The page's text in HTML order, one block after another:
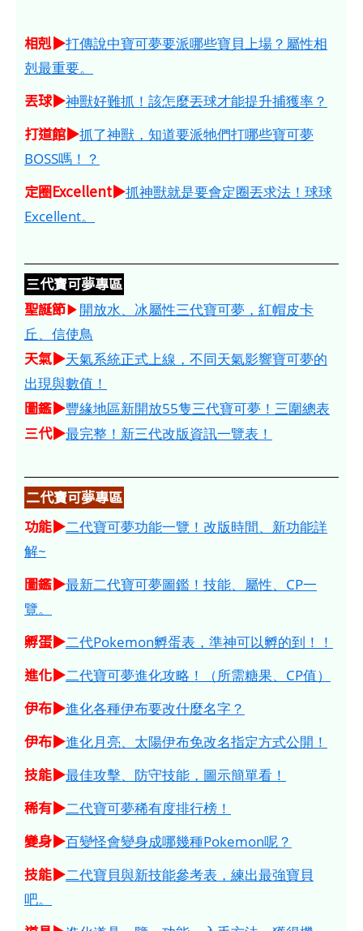
相剋▶打傳說中寶可夢要派哪些寶貝上場？屬性相
剋最重要。
丟球▶神獸好難抓！該怎麼丟球才能提升捕獲率？
打道館▶抓了神獸，知道要派牠們打哪些寶可夢
BOSS嗎！？
定圈Excellent▶抓神獸就是要會定圈丟求法！球球
Excellent。
三代寶可夢專區
聖誕節▶開放水、冰屬性三代寶可夢，紅帽皮卡
丘、信使鳥
天氣▶天氣系統正式上線，不同天氣影響寶可夢的
出現與數值！
圖鑑▶豐緣地區新開放55隻三代寶可夢！三圍總表
三代▶最完整！新三代改版資訊一覽表！
二代寶可夢專區
功能▶二代寶可夢功能一覽！改版時間、新功能詳
解~
圖鑑▶最新二代寶可夢圖鑑！技能、屬性、CP一
覽。
孵蛋▶二代Pokemon孵蛋表，準神可以孵的到！！
進化▶二代寶可夢進化攻略！（所需糖果、CP值）
伊布▶進化各種伊布要改什麼名字？
伊布▶進化月亮、太陽伊布免改名指定方式公開！
技能▶最佳攻擊、防守技能，圖示簡單看！
稀有▶二代寶可夢稀有度排行榜！
變身▶百變怪會變身成哪幾種Pokemon呢？
技能▶二代寶貝與新技能參考表，練出最強寶貝
吧。